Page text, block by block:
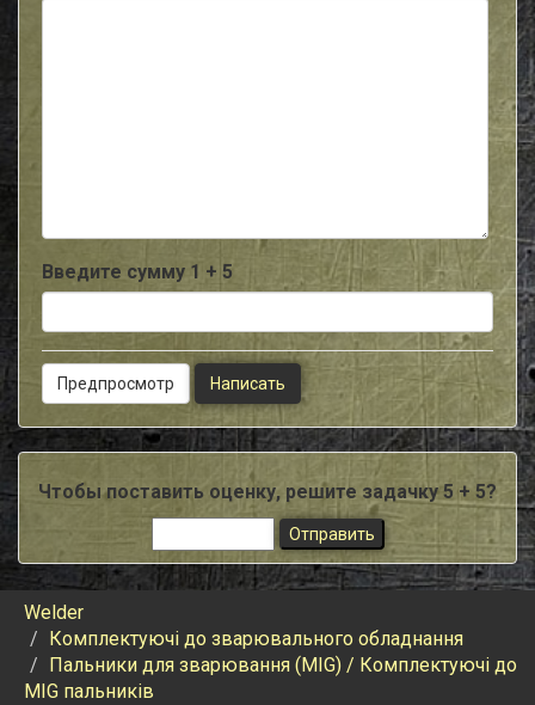
Введите сумму 1 + 5
Чтобы поставить оценку, решите задачку 5 + 5?
Welder
Комплектуючі до зварювального обладнання
Пальники для зварювання (MIG) / Комплектуючі до
MIG пальників